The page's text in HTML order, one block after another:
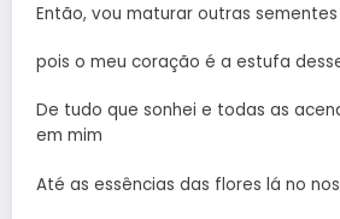
Então, vou maturar outras sementes
pois o meu coração é a estufa
De tudo que sonhei e todas as
em mim
Até as essências das flores lá no